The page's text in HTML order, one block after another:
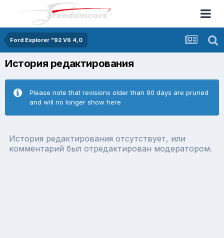
Ford Explorer "92 V6 4,0
История редактирования
Please note that revisions older than 90 days are pruned
and will no longer show here
История редактирования отсутствует, или
комментарий был отредактирован модератором.